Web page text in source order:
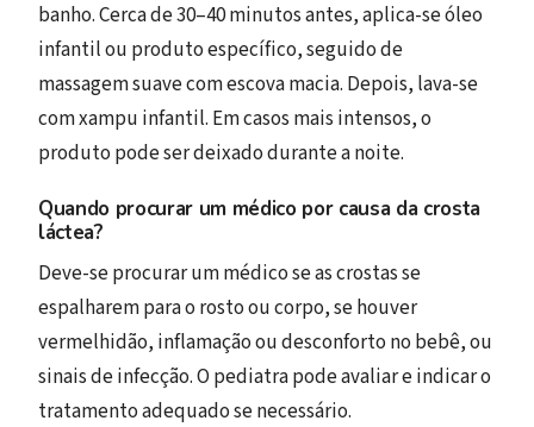
banho. Cerca de 30–40 minutos antes, aplica-se óleo
infantil ou produto específico, seguido de
massagem suave com escova macia. Depois, lava-se
com xampu infantil. Em casos mais intensos, o
produto pode ser deixado durante a noite.
Quando procurar um médico por causa da crosta
láctea?
Deve-se procurar um médico se as crostas se
espalharem para o rosto ou corpo, se houver
vermelhidão, inflamação ou desconforto no bebê, ou
sinais de infecção. O pediatra pode avaliar e indicar o
tratamento adequado se necessário.